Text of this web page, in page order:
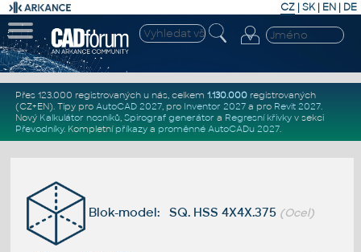
CZ | SK| EN | DE
Přes 123.000 registrovaných u nás, celkem 1.130.000registrovaných
(CZ+EN). Tipy pro AutoCAD 2027, pro Inventor 2027a pro Revit 2027.
Nový Kalkulátor nosníků, Spirograf generátor a Regresní křivkyv sekci
Převodníky. Kompletní příkazya proměnné AutoCADu 2027.
Blok-model: SQ. HSS 4X4X.375 (Ocel)